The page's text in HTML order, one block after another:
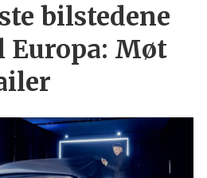
bilstedene
Møt